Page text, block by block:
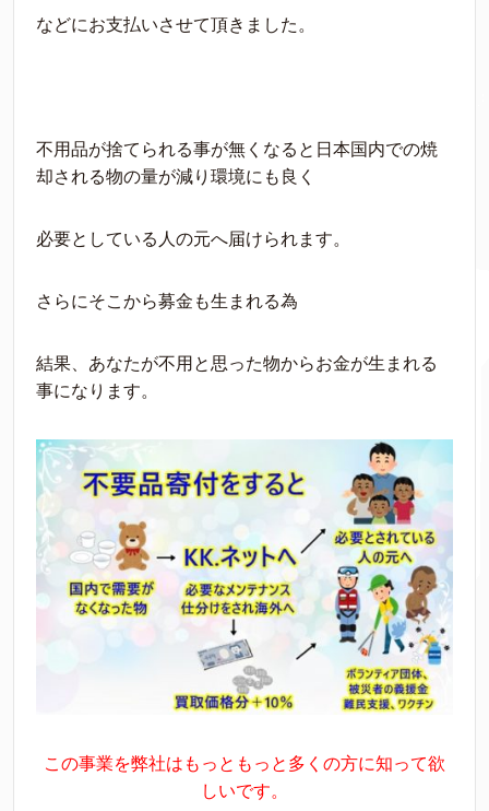
などにお支払いさせて頂きました。
不用品が捨てられる事が無くなると日本国内での焼
却される物の量が減り環境にも良く
必要としている人の元へ届けられます。
さらにそこから募金も生まれる為
結果、あなたが不用と思った物からお金が生まれる
事になります。
この事業を弊社はもっともっと多くの方に知って欲
しいです。